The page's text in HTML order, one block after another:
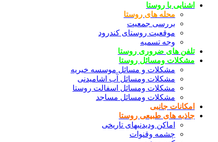
اشنایی با روستا
محله های روستا
بررسی جمعیت
موقعیت روستای کندرود
وجه تسمیه
تلفن های ضروری روستا
مشکلات ومسائل روستا
مشکلات و مسائل موسسه خیریه
مشکلات ومسائل آب اشامیدنی
مشکلات ومسائل اسفالت روستا
مشکلات ومسائل مساجد
امکانات جانبی
جاذبه های طبیعی روستا
اماکن ودیدنیهای تاریخی
چشمه وقنوات